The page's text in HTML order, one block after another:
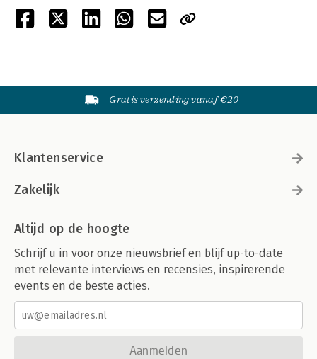
Gratis verzending vanaf €20
Klantenservice
Zakelijk
Altijd op de hoogte
Schrijf u in voor onze nieuwsbrief en blijf up-to-date
met relevante interviews en recensies, inspirerende
events en de beste acties.
Aanmelden